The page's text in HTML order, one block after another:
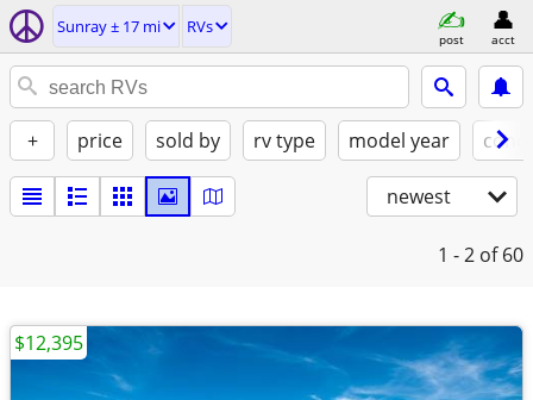
Sunray ± 17 mi RVs
post acct
+ price sold by rv type model year
newest
1 - 2 of 60
$12,395